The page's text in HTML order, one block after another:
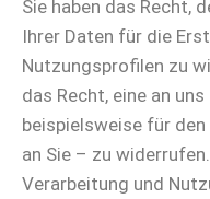
Sie haben das Recht,
Ihrer Daten für die
Nutzungsprofilen zu
das Recht, eine an
beispielsweise für
an Sie – zu
Verarbeitung und